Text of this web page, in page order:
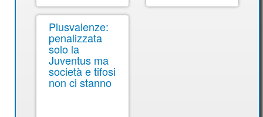
Plusvalenze:
penalizzata
solo la
Juventus ma
società e tifosi
non ci stanno